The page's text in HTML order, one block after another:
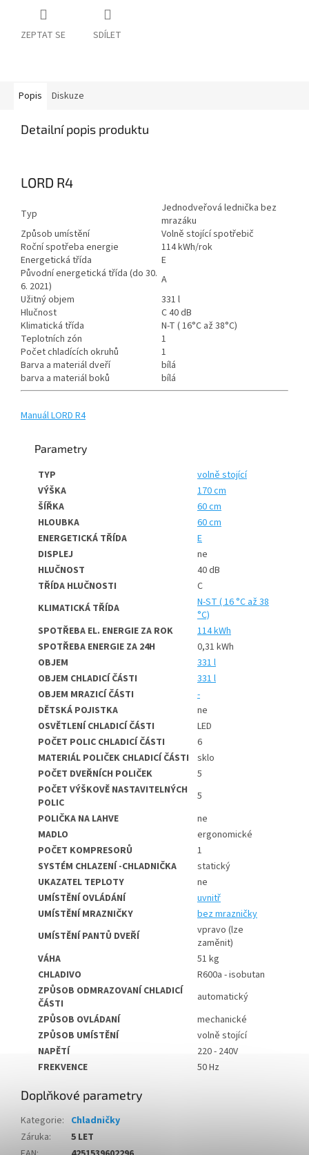
ZEPTAT SE SDÍLET
Popis Diskuze
Detailní popis produktu
LORD R4
Typ
Jednodveřová lednička bez
mrazáku
Způsob umístění
Volně stojící spotřebič
Roční spotřeba energie
114 kWh/rok
Energetická třída
E
Původní energetická třída (do 30.
6. 2021)
A
Užitný objem
331 l
Hlučnost
C 40 dB
Klimatická třída
N-T ( 16°C až 38°C)
Teplotních zón
1
Počet chladících okruhů
1
Barva a materiál dveří
bílá
barva a materiál boků
bílá
Manuál LORD R4
Parametry
TYP
volně stojící
VÝŠKA
170 cm
ŠÍŘKA
60 cm
HLOUBKA
60 cm
ENERGETICKÁ TŘÍDA
E
DISPLEJ
ne
HLUČNOST
40 dB
TŘÍDA HLUČNOSTI
C
KLIMATICKÁ TŘÍDA
N-ST ( 16 °C až 38
°C)
SPOTŘEBA EL. ENERGIE ZA ROK
114 kWh
SPOTŘEBA ENERGIE ZA 24H
0,31 kWh
OBJEM
331 l
OBJEM CHLADICÍ ČÁSTI
331 l
OBJEM MRAZICÍ ČÁSTI
-
DĚTSKÁ POJISTKA
ne
OSVĚTLENÍ CHLADICÍ ČÁSTI
LED
POČET POLIC CHLADICÍ ČÁSTI
6
MATERIÁL POLIČEK CHLADICÍ ČÁSTI
sklo
POČET DVEŘNÍCH POLIČEK
5
POČET VÝŠKOVĚ NASTAVITELNÝCH
POLIC
5
POLIČKA NA LAHVE
ne
MADLO
ergonomické
POČET KOMPRESORŮ
1
SYSTÉM CHLAZENÍ -CHLADNIČKA
statický
UKAZATEL TEPLOTY
ne
UMÍSTĚNÍ OVLÁDÁNÍ
uvnitř
UMÍSTĚNÍ MRAZNIČKY
bez mrazničky
UMÍSTĚNÍ PANTŮ DVEŘÍ
vpravo (lze
zaměnit)
VÁHA
51 kg
CHLADIVO
R600a - isobutan
ZPŮSOB ODMRAZOVANÍ CHLADICÍ
ČÁSTI
automatický
ZPŮSOB OVLÁDANÍ
mechanické
ZPŮSOB UMÍSTĚNÍ
volně stojící
NAPĚTÍ
220 - 240V
FREKVENCE
50 Hz
Doplňkové parametry
Kategorie: Chladničky
Záruka:
5 LET